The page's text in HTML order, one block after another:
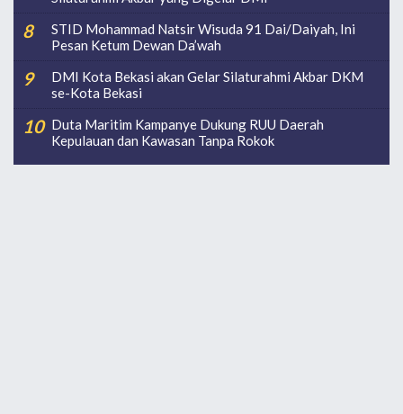
STID Mohammad Natsir Wisuda 91 Dai/Daiyah, Ini
Pesan Ketum Dewan Da’wah
DMI Kota Bekasi akan Gelar Silaturahmi Akbar DKM
se-Kota Bekasi
Duta Maritim Kampanye Dukung RUU Daerah
Kepulauan dan Kawasan Tanpa Rokok